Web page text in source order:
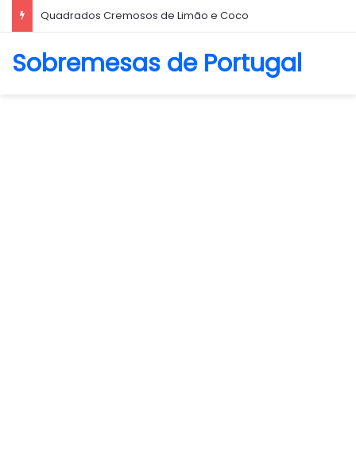
Quadrados Cremosos de Limão e Coco
Sobremesas de Portugal